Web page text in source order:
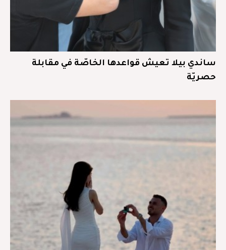
ساندي بيلا تعيش قواعدها الخاصّة في مقابلة
حصريّة